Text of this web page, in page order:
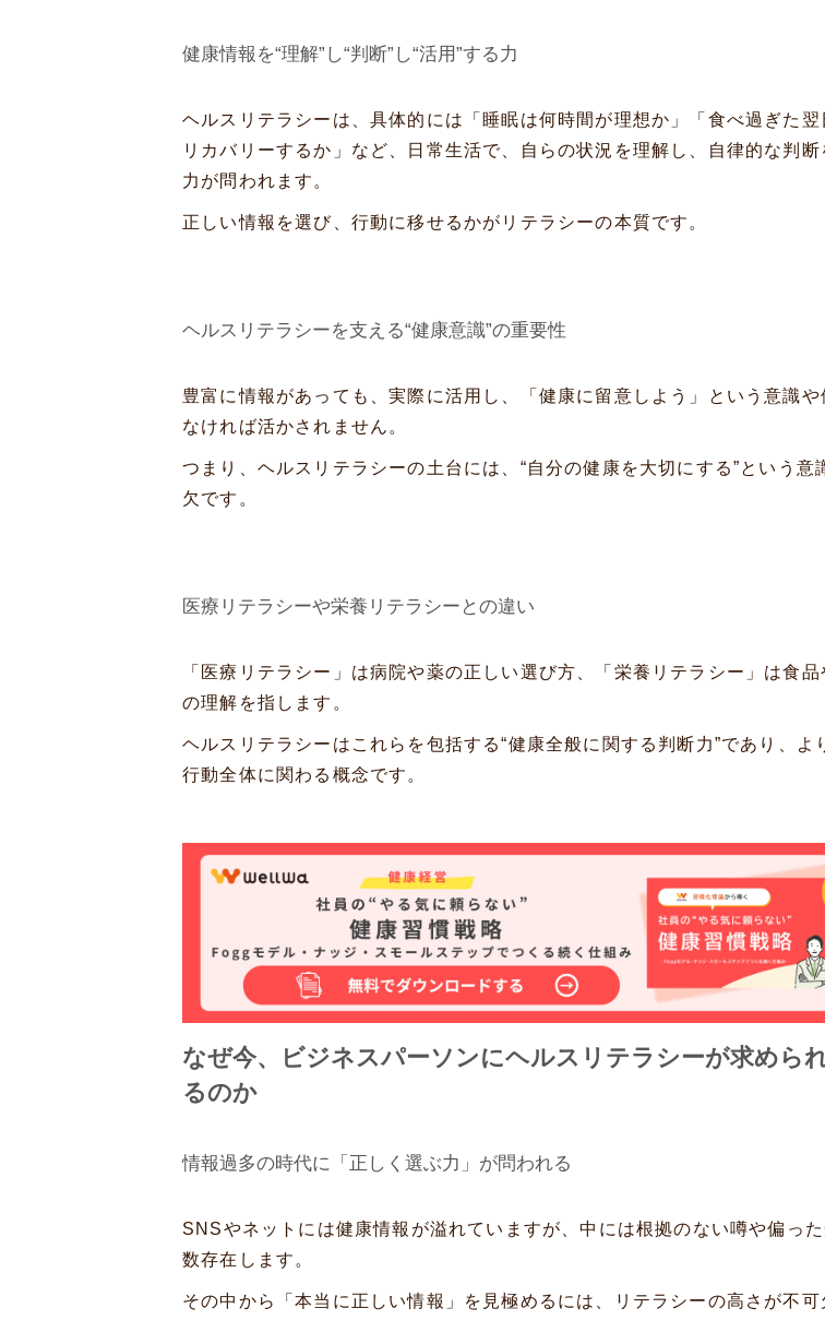
健康情報を“理解”し“判断”し“活用”する力
ヘルスリテラシーは、具体的には「睡眠は何時間が理想か」「食べ過ぎた翌
リカバリーするか」など、日常生活で、自らの状況を理解し、自律的な判断
力が問われます。
正しい情報を選び、行動に移せるかがリテラシーの本質です。
ヘルスリテラシーを支える“健康意識”の重要性
豊富に情報があっても、実際に活用し、「健康に留意しよう」という意識や
なければ活かされません。
つまり、ヘルスリテラシーの土台には、“自分の健康を大切にする”という意
欠です。
医療リテラシーや栄養リテラシーとの違い
「医療リテラシー」は病院や薬の正しい選び方、「栄養リテラシー」は食品
の理解を指します。
ヘルスリテラシーはこれらを包括する“健康全般に関する判断力”であり、よ
行動全体に関わる概念です。
なぜ今、ビジネスパーソンにヘルスリテラシーが求めら
るのか
情報過多の時代に「正しく選ぶ力」が問われる
SNSやネットには健康情報が溢れていますが、中には根拠のない噂や偏っ
数存在します。
その中から「本当に正しい情報」を見極めるには、リテラシーの高さが不可